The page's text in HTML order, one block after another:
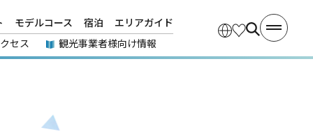
モデルコース 宿泊
エリアガイド
セス 観光事業者様向け情報